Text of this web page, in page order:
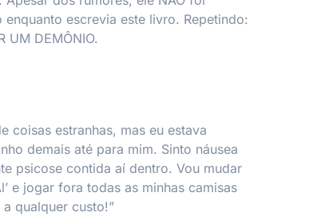
escrevia este livro. Repetindo:
UM DEMÔNIO.
coisas estranhas, mas eu estava
demais até para mim. Sinto náusea
psicose contida aí dentro. Vou mudar
e jogar fora todas as minhas camisas
qualquer custo!”